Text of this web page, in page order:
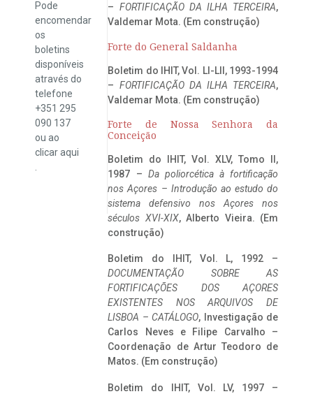
Pode
encomendar
os
boletins
disponíveis
através do
telefone
+351 295
090 137
ou ao
clicaraqui
– FORTIFICAÇÃO DA ILHA TERCEIRA,
Valdemar Mota. (Em construção)
Forte do General Saldanha
Boletim do IHIT, Vol. LI-LII, 1993-1994
– FORTIFICAÇÃO DA ILHA TERCEIRA,
Valdemar Mota. (Em construção)
Forte de Nossa Senhora da
Conceição
Boletim do IHIT, Vol. XLV, Tomo II,
1987 – Da poliorcética à fortificação
nos Açores – Introdução ao estudo do
sistema defensivo nos Açores nos
séculos XVI-XIX, Alberto Vieira. (Em
construção)
Boletim do IHIT, Vol. L, 1992 –
DOCUMENTAÇÃO SOBRE AS
FORTIFICAÇÕES DOS AÇORES
EXISTENTES NOS ARQUIVOS DE
LISBOA – CATÁLOGO, Investigação de
Carlos Neves e Filipe Carvalho –
Coordenação de Artur Teodoro de
Matos. (Em construção)
Boletim do IHIT, Vol. LV, 1997 –